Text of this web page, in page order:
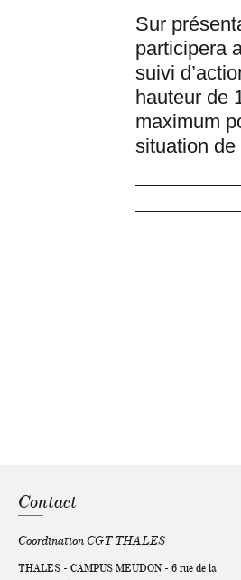
Sur
participera
suivi
hauteur de
maximum
situation
Contact
Coordination CGT THALES
THALES - CAMPUS MEUDON - 6 rue de la